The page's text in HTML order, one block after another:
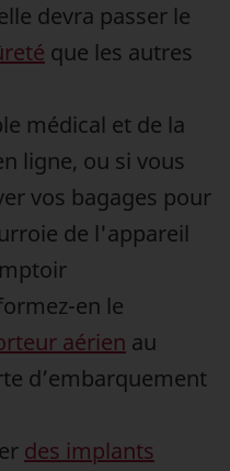
devra passer le
que les autres
médical et de la
ligne, ou si vous
vos bagages pour
de l'appareil
en le
aérien au
d’embarquement
des implants